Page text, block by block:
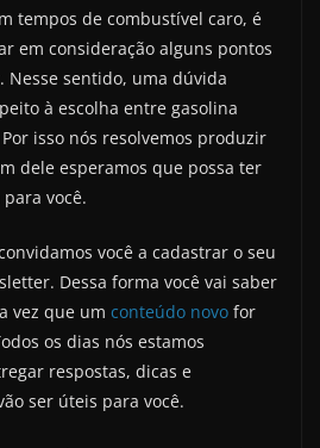
tempos de combustível caro, é
em consideração alguns pontos
Nesse sentido, uma dúvida
à escolha entre gasolina
isso nós resolvemos produzir
dele esperamos que possa ter
você.
você a cadastrar o seu
Dessa forma você vai saber
vez que um conteúdo novo for
os dias nós estamos
respostas, dicas e
ser úteis para você.